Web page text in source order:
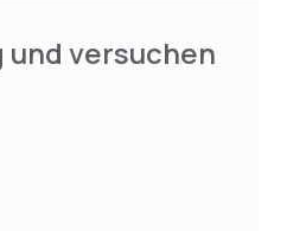
versuchen